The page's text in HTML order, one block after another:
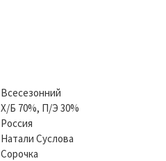
Всесезонний
Х/Б 70%, П/Э 30%
Россия
Натали Суслова
Сорочка